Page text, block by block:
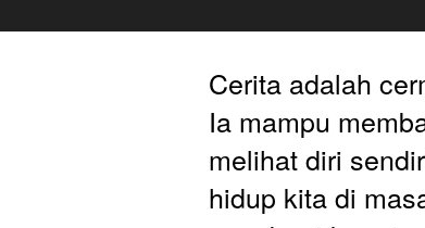
Cerita adalah
Ia mampu
melihat diri
hidup kita di